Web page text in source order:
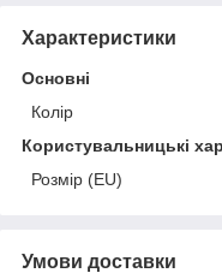
Характеристики
Основні
Колір
Користувальницькі
Розмір (EU)
Умови доставки